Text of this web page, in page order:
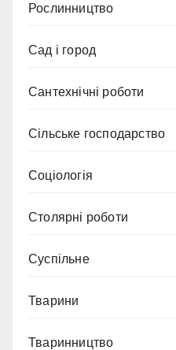
Рослинництво
Сад і город
Сантехнічні роботи
Сільське господарство
Соціологія
Столярні роботи
Суспільне
Тварини
Тваринництво